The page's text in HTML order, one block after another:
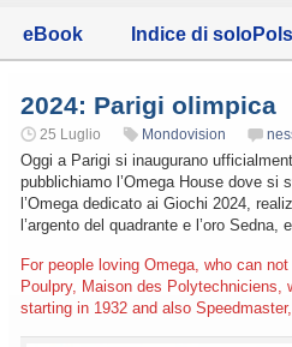
eBook Indice di
2024: Parigi olimpica
25 Luglio Mondovision
Oggi a Parigi si inaugurano
pubblichiamo l’Omega House dove si
l’Omega dedicato ai Giochi 2024,
l’argento del quadrante e l’oro
For people loving Omega, who can
Poulpry, Maison des Polytechniciens,
starting in 1932 and also